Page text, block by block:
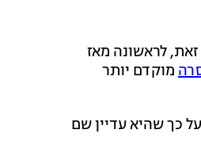
לראשונה מאז
מוקדם יותר
כך שהיא עדיין שם